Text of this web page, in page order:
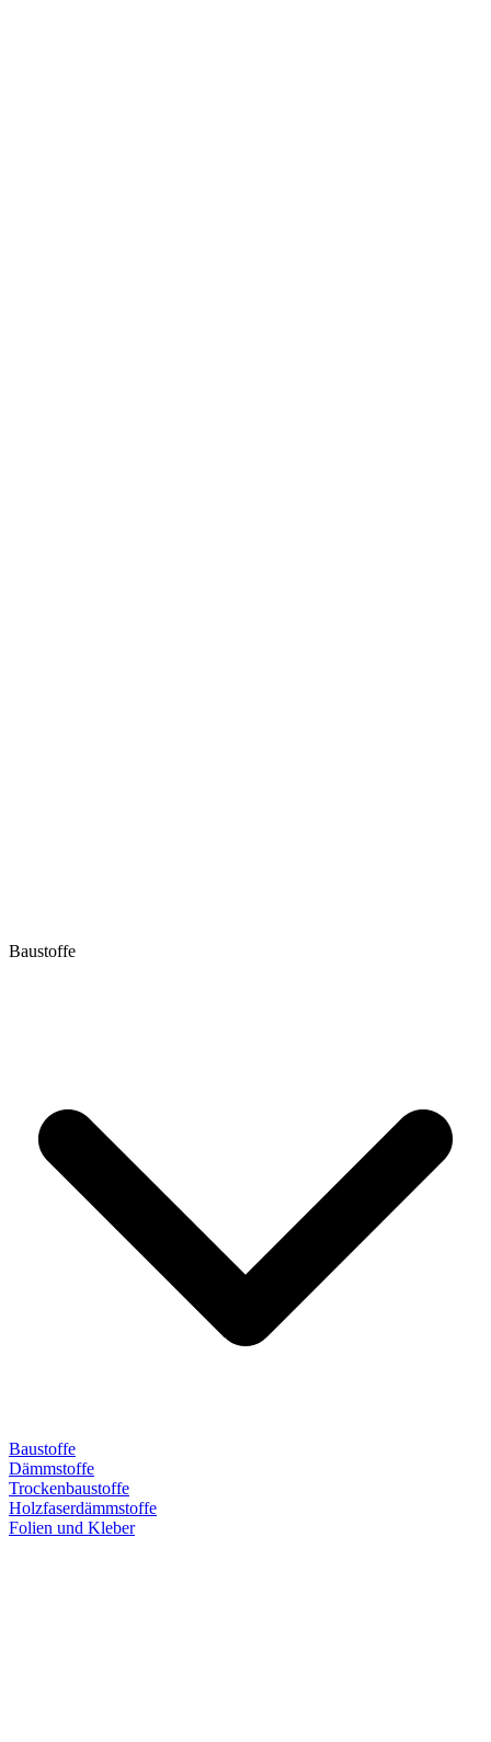
Baustoffe
Baustoffe
Dämmstoffe
Trockenbaustoffe
Holzfaserdämmstoffe
Folien und Kleber